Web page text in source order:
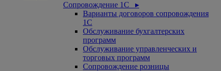
Сопровождение 1С ▸
Варианты договоров сопровождения
1С
Обслуживание бухгалтерских
программ
Обслуживание управленческих и
торговых программ
Сопровождение розницы